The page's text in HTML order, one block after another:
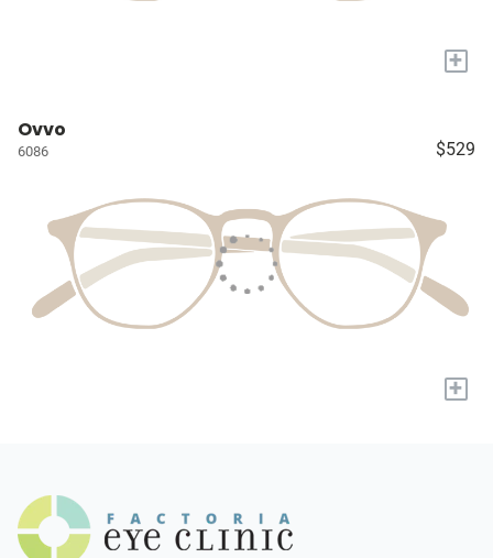
+
Ovvo
6086 $529
+